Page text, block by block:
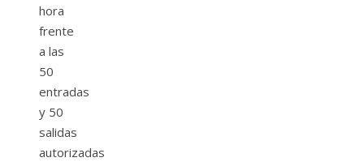
hora
frente
a las
50
entradas
y 50
salidas
autorizadas